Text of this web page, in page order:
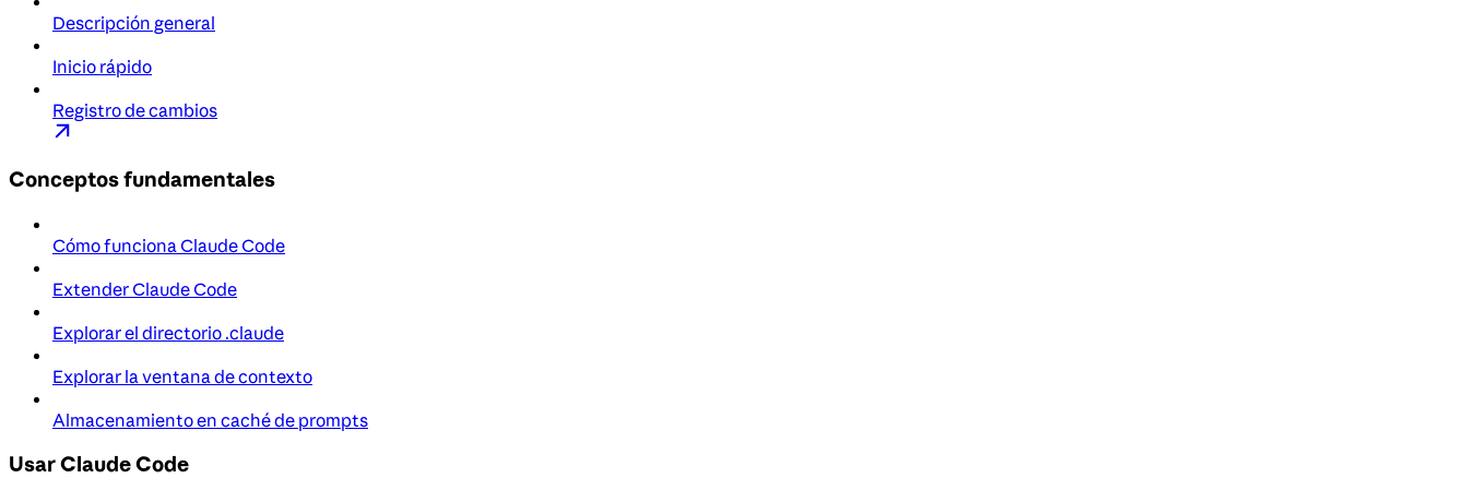
Descripción general
Inicio rápido
Registro de cambios
Conceptos fundamentales
Cómo funciona Claude Code
Extender Claude Code
Explorar el directorio .claude
Explorar la ventana de contexto
Almacenamiento en caché de prompts
Usar Claude Code